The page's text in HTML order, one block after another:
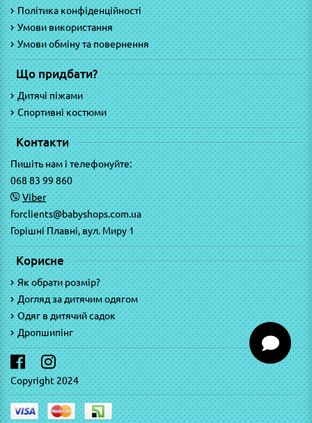
Політика конфіденційності
Умови використання
Умови обміну та повернення
Що придбати?
Дитячі піжами
Спортивні костюми
Контакти
Пишіть нам і телефонуйте:
068 83 99 860
Viber
forclients@babyshops.com.ua
Горішні Плавні, вул. Миру 1
Корисне
Як обрати розмір?
Догляд за дитячим одягом
Одяг в дитячий садок
Дропшипінг
Copyright 2024